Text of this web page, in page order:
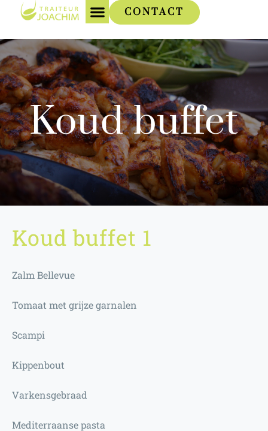
CONTACT
Koud buffet
Koud buffet 1
Zalm Bellevue
Tomaat met grijze garnalen
Scampi
Kippenbout
Varkensgebraad
Mediterraanse pasta